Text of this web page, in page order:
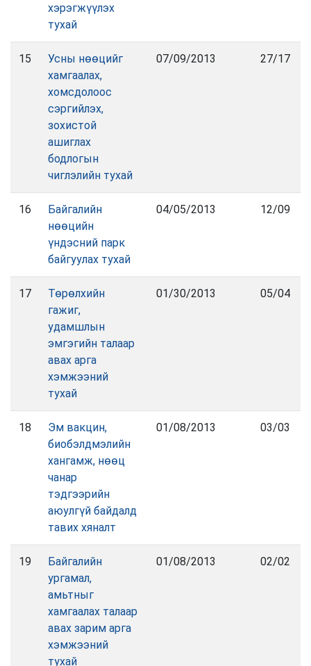
хэрэгжүүлэх
тухай
15
Усны нөөцийг
хамгаалах,
хомсдолоос
сэргийлэх,
зохистой
ашиглах
бодлогын
чиглэлийн тухай
07/09/2013 27/17
16
Байгалийн
нөөцийн
үндэсний парк
байгуулах тухай
04/05/2013 12/09
17
Төрөлхийн
гажиг,
удамшлын
эмгэгийн талаар
авах арга
хэмжээний
тухай
01/30/2013 05/04
18
Эм вакцин,
биобэлдмэлийн
хангамж, нөөц
чанар
тэдгээрийн
аюулгүй байдалд
тавих хяналт
01/08/2013 03/03
19
Байгалийн
ургамал,
амьтныг
хамгаалах талаар
авах зарим арга
хэмжээний
тухай
01/08/2013 02/02